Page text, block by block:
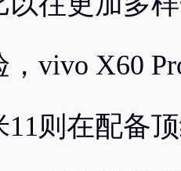
vivo X60
11则在配备